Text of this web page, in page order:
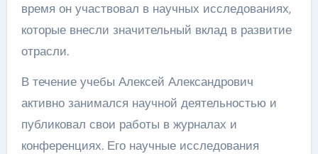
время он участвовал в научных исследованиях,
которые внесли значительный вклад в развитие
отрасли.
В течение учебы Алексей Александрович
активно занимался научной деятельностью и
публиковал свои работы в журналах и
конференциях. Его научные исследования